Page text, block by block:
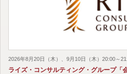
2026年8月20日（木）、9月10日（木）20:00～
ライズ・コンサルティング・グループ「